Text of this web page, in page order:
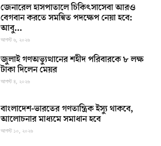
জেনারেল হাসপাতালে চিকিৎসাসেবা আরও
বেগবান করতে সমন্বিত পদক্ষেপ নেয়া হবে:
আবু...
আগস্ট ৬, ২০২৬
জুলাই গণঅভ্যুত্থানের শহীদ পরিবারকে ৮ লক্ষ
টাকা দিলেন মেয়র
আগস্ট ৪, ২০২৬
বাংলাদেশ-ভারতের গণতান্ত্রিক ইস্যু থাকবে,
আলোচনার মাধ্যমে সমাধান হবে
আগস্ট ১০, ২০২৬